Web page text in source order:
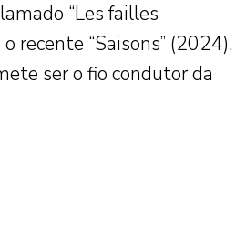
“Les failles
recente “Saisons” (2024),
ser o fio condutor da